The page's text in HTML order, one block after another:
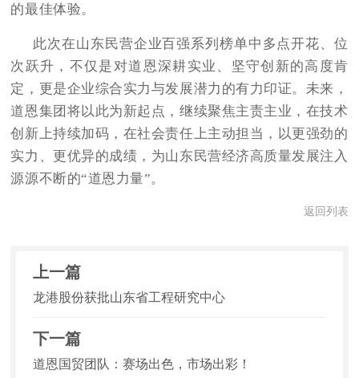
的最佳体验。
此次在山东民营企业百强系列榜单中多点开花、位
次跃升，不仅是对道恩深耕实业、坚守创新的高度肯
定，更是企业综合实力与发展潜力的有力印证。未来，
道恩集团将以此为新起点，继续聚焦主责主业，在技术
创新上持续加码，在社会责任上主动担当，以更强劲的
实力、更优异的成绩，为山东民营经济高质量发展注入
源源不断的“道恩力量”。
返回列表
上一篇
龙港股份获批山东省工程研究中心
下一篇
道恩国贸团队：赛场出色，市场出彩！